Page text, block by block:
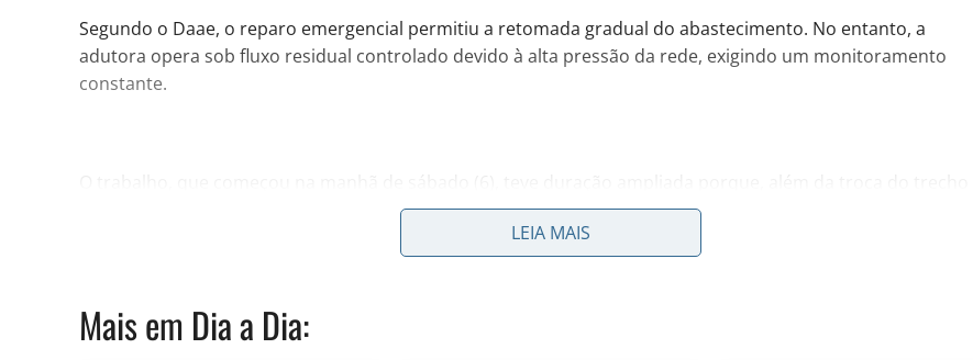
Segundo o Daae, o reparo emergencial permitiu a retomada gradual do abastecimento. No entanto, a
adutora opera sob fluxo residual controlado devido à alta pressão da rede, exigindo um monitoramento
constante.
da rede que rompeu, a junção dessa grande rede de aço também estava danificada. Isso exigiu um complexo
trabalho de solda, elevando a complexidade do serviço.
📲 Quer receber as notícias mais importantes de Rio Claro direto no celular?
LEIA MAIS
Mais em Dia a Dia: